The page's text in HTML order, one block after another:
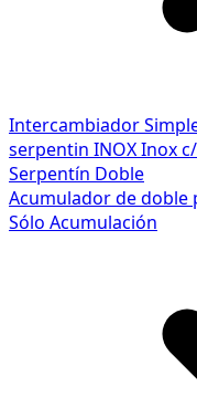
Intercambiador
serpentin INOXInox
Serpentín Doble
Acumulador de doble
Sólo Acumulación